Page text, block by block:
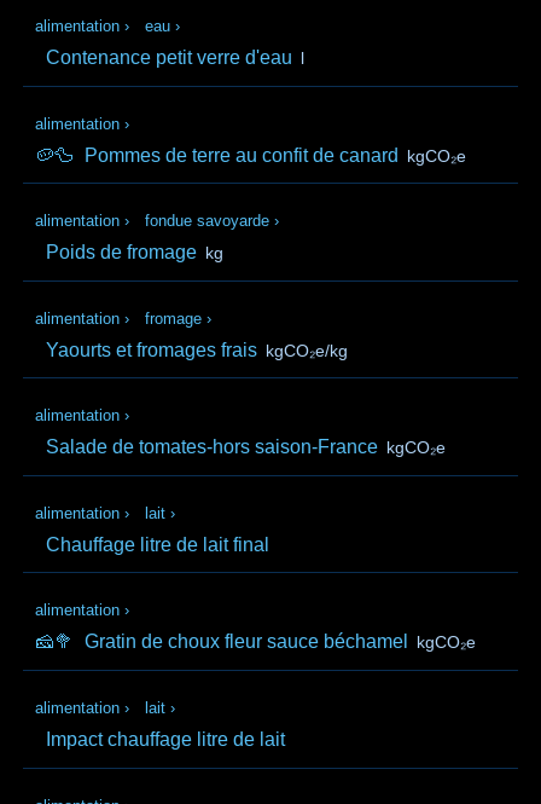
alimentation › eau ›
Contenance petit verre d'eau l
alimentation ›
🥔🦆 Pommes de terre au confit de canard kgCO₂e
alimentation › fondue savoyarde ›
Poids de fromage kg
alimentation › fromage ›
Yaourts et fromages frais kgCO₂e/kg
alimentation ›
Salade de tomates-hors saison-France kgCO₂e
alimentation › lait ›
Chauffage litre de lait final
alimentation ›
🧀🥦 Gratin de choux fleur sauce béchamel kgCO₂e
alimentation › lait ›
Impact chauffage litre de lait